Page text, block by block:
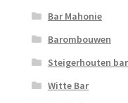
Bar Mahonie
Barombouwen
Steigerhouten
Witte Bar